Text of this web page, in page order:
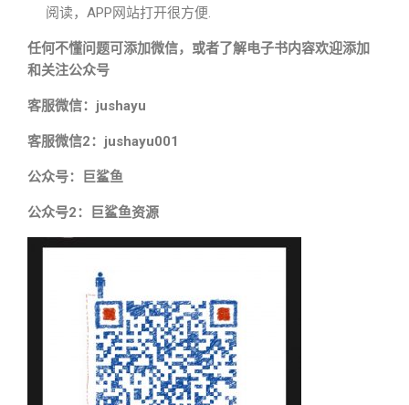
阅读，APP网站打开很方便.
任何不懂问题可添加微信，或者了解电子书内容欢迎添加
和关注公众号
客服微信：jushayu
客服微信2：jushayu001
公众号：巨鲨鱼
公众号2：巨鲨鱼资源